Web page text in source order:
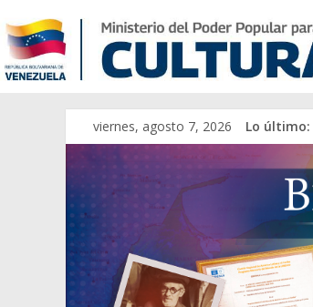
viernes, agosto 7, 2026 Lo último: